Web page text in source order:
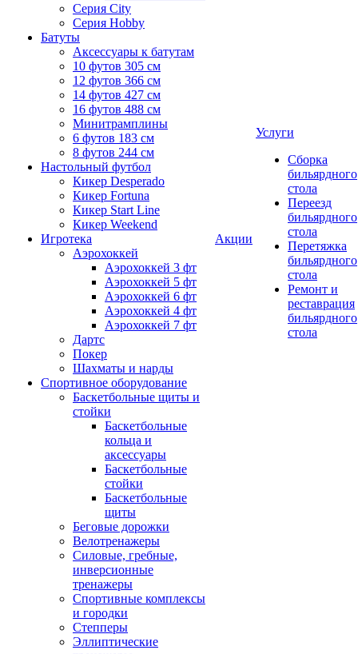
Серия City
Серия Hobby
Батуты
Аксессуары к батутам
10 футов 305 см
12 футов 366 см
14 футов 427 см
16 футов 488 см
Минитрамплины
6 футов 183 см
8 футов 244 см
Настольный футбол
Кикер Desperado
Кикер Fortuna
Кикер Start Line
Кикер Weekend
Игротека
Аэрохоккей
Аэрохоккей 3 фт
Аэрохоккей 5 фт
Аэрохоккей 6 фт
Аэрохоккей 4 фт
Аэрохоккей 7 фт
Дартс
Покер
Шахматы и нарды
Спортивное оборудование
Баскетбольные щиты и
стойки
Баскетбольные
кольца и
аксессуары
Баскетбольные
стойки
Баскетбольные
щиты
Беговые дорожки
Велотренажеры
Силовые, гребные,
инверсионные
тренажеры
Спортивные комплексы
и городки
Степперы
Эллиптические
Акции
Услуги
Сборка
бильярдного
стола
Переезд
бильярдного
стола
Перетяжка
бильярдного
стола
Ремонт и
реставрация
бильярдного
стола